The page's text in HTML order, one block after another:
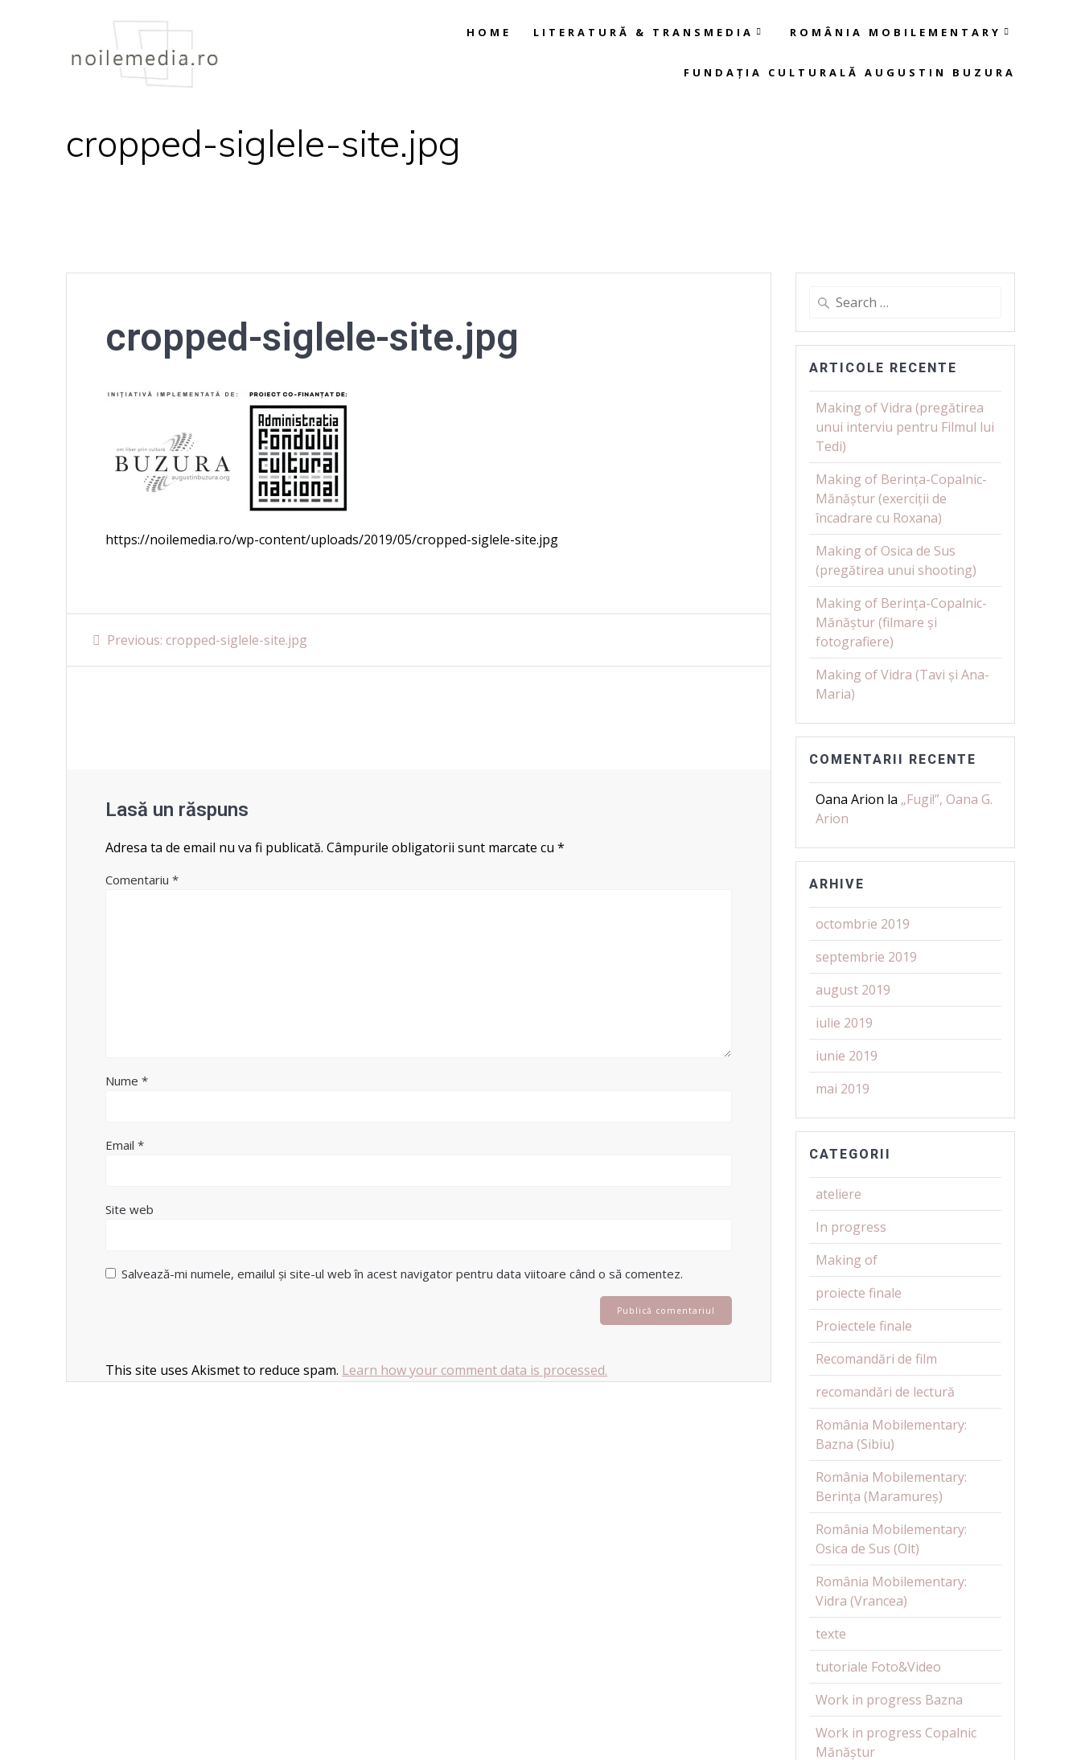
HOME LITERATURĂ & TRANSMEDIA ROMÂNIA MOBILEMENTARY
FUNDAȚIA CULTURALĂ AUGUSTIN BUZURA
cropped-siglele-site.jpg
cropped-siglele-site.jpg
https://noilemedia.ro/wp-content/uploads/2019/05/cropped-siglele-site.jpg
Navigare
în
Previous: Previous
cropped-siglele-site.jpg
Lasă un răspuns
Adresa ta de email nu va fi publicată. Câmpurile obligatorii sunt marcate cu*
Comentariu*
Nume*
Email*
Site web
Salvează-mi numele, emailul și site-ul web în acest navigator pentru data viitoare când o să comentez.
This site uses Akismet to reduce spam. Learn how your comment data is processed.
Search
ARTICOLE RECENTE
Making of Vidra (pregătirea
unui interviu pentru Filmul lui
Tedi)
Making of Berința-Copalnic-
Mănăștur (exerciții de
încadrare cu Roxana)
Making of Osica de Sus
(pregătirea unui shooting)
Making of Berința-Copalnic-
Mănăștur (filmare și
fotografiere)
Making of Vidra (Tavi și Ana-
Maria)
COMENTARII RECENTE
Oana Arion la „Fugi!”, Oana G.
Arion
ARHIVE
octombrie 2019
septembrie 2019
august 2019
iulie 2019
iunie 2019
mai 2019
CATEGORII
ateliere
In progress
Making of
proiecte finale
Proiectele finale
Recomandări de film
recomandări de lectură
România Mobilementary:
Bazna (Sibiu)
România Mobilementary:
Berința (Maramureș)
România Mobilementary:
Osica de Sus (Olt)
România Mobilementary:
Vidra (Vrancea)
texte
tutoriale Foto&Video
Work in progress Bazna
Work in progress Copalnic
Mănăștur